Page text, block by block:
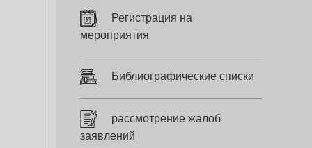
Регистрация на
мероприятия
Библиографические списки
рассмотрение жалоб
заявлений